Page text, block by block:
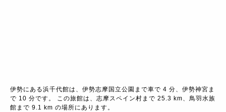
伊勢にある浜千代館は、伊勢志摩国立公園まで車で 4 分、伊勢神宮ま
で 10 分です。 この旅館は、志摩スペイン村まで 25.3 km、鳥羽水族
館まで 9.1 km の場所にあります。